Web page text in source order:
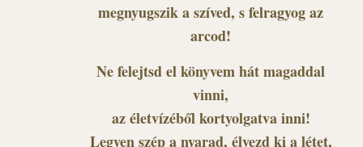
megnyugszik a szíved, s felragyog az
arcod!
Ne felejtsd el könyvem hát magaddal
vinni,
az életvízéből kortyolgatva inni!
Legyen szép a nyarad, élvezd ki a létet,